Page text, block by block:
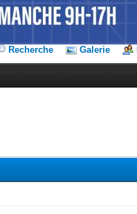
Recherche Galerie